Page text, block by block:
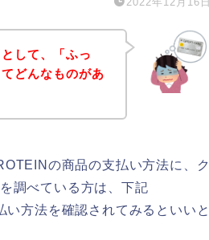
して、「ふっ
どんなものがあ
の商品の支払い方法に、ク
調べている方は、下記
方法を確認されてみるといいと